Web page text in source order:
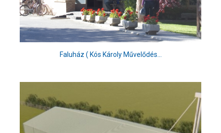
Faluház ( Kós Károly Művelődés...